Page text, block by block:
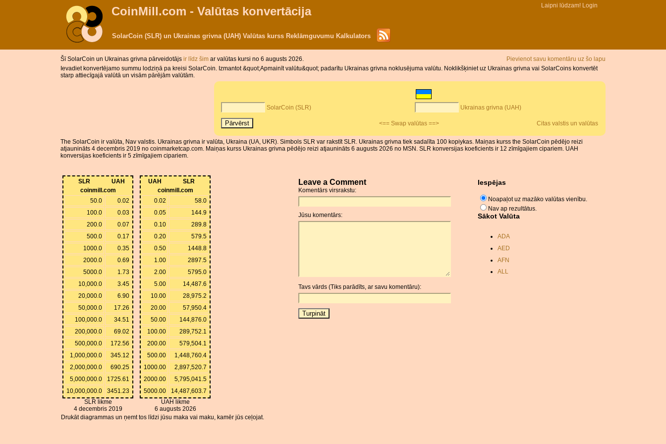
CoinMill.com - Valūtas konvertācija Laipni lūdzam! Login
SolarCoin (SLR) un Ukrainas grivna (UAH) Valūtas kurss Reklāmguvumu Kalkulators
Pievienot savu komentāru uz šo lapu
Šī SolarCoin un Ukrainas grivna pārveidotājs ir līdz šim ar valūtas kursi no 6 augusts 2026.
Ievadiet konvertējamo summu lodziņā pa kreisi SolarCoin. Izmantot &quot;Apmainīt valūtu&quot; padarītu Ukrainas grivna noklusējuma valūtu. Noklikšķiniet uz Ukrainas grivna vai SolarCoins konvertēt
starp attiecīgajā valūtā un visām pārējām valūtām.
SolarCoin (SLR) Ukrainas grivna (UAH)
<== Swap valūtas ==> Citas valstis un valūtas
The SolarCoin ir valūta, Nav valstis. Ukrainas grivna ir valūta, Ukraina (UA, UKR). Simbols SLR var rakstīt SLR. Ukrainas grivna tiek sadalīta 100 kopiykas. Maiņas kurss the SolarCoin pēdējo reizi
atjaunināts 4 decembris 2019 no coinmarketcap.com. Maiņas kurss Ukrainas grivna pēdējo reizi atjaunināts 6 augusts 2026 no MSN. SLR konversijas koeficients ir 12 zīmīgajiem cipariem. UAH
konversijas koeficients ir 5 zīmīgajiem cipariem.
SLR
UAH
coinmill.com
50.0
0.02
100.0
0.03
200.0
0.07
500.0
0.17
1000.0
0.35
2000.0
0.69
5000.0
1.73
10,000.0
3.45
20,000.0
6.90
50,000.0
17.26
100,000.0
34.51
200,000.0
69.02
500,000.0
172.56
1,000,000.0
345.12
2,000,000.0
690.25
5,000,000.0
1725.61
10,000,000.0
3451.23
SLR likme
4 decembris 2019
UAH
SLR
coinmill.com
0.02
58.0
0.05
144.9
0.10
289.8
0.20
579.5
0.50
1448.8
1.00
2897.5
2.00
5795.0
5.00
14,487.6
10.00
28,975.2
20.00
57,950.4
50.00
144,876.0
100.00
289,752.1
200.00
579,504.1
500.00
1,448,760.4
1000.00
2,897,520.7
2000.00
5,795,041.5
5000.00
14,487,603.7
UAH likme
6 augusts 2026
Drukāt diagrammas un ņemt tos līdzi jūsu maka vai maku, kamēr jūs ceļojat.
Leave a Comment
Komentārs virsrakstu:
Jūsu komentārs:
Tavs vārds (Tiks parādīts, ar savu komentāru):
Iespējas
Noapaļot uz mazāko valūtas vienību.
Nav ap rezultātus.
Sākot Valūta
ADA
AED
AFN
ALL